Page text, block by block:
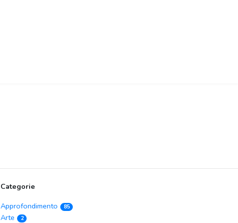
Categorie
Approfondimento
85
Arte 2